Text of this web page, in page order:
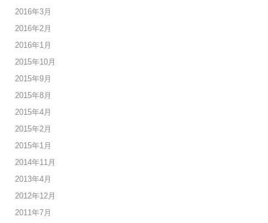
2016年3月
2016年2月
2016年1月
2015年10月
2015年9月
2015年8月
2015年4月
2015年2月
2015年1月
2014年11月
2013年4月
2012年12月
2011年7月